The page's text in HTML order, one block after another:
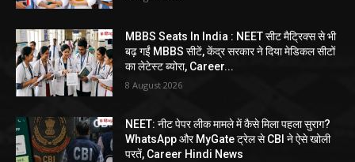
MBBS Seats In India : NEET सीट मैट्रिक्स से भी
बढ़ गईं MBBS सीटें, केंद्र सरकार ने दिया मेडिकल सीटों
का लेटेस्ट ब्योरा, Career...
8 August 2026
NEET: नीट पेपर लीक मामले में कैसे मिला पहला सुराग?
WhatsApp और MyGate ट्रेल से CBI ने ऐसे खोली
परतें, Career Hindi News